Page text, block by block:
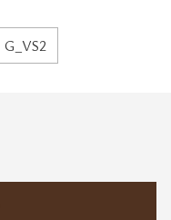
G_VS2